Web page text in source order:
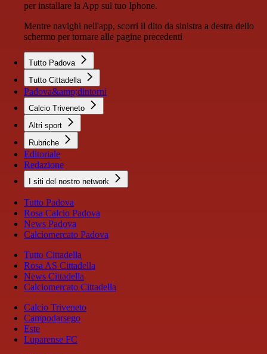
per installare la App sul tuo Iphone.
Mentre navighi nell'app, scorri il dito da sinistra a destra dello
schermo per tornare alle pagine precedenti
Tutto Padova
Tutto Cittadella
Padova&amp;dintorni
Calcio Triveneto
Altri sport
Rubriche
Editoriale
Redazione
I siti del nostro network
Tutto Padova
Rosa Calcio Padova
News Padova
Calciomercato Padova
Tutto Cittadella
Rosa AS Cittadella
News Cittadella
Calciomercato Cittadella
Calcio Triveneto
Campodarsego
Este
Luparense FC